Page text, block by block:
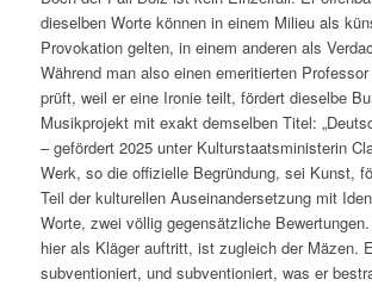
dieselben Worte können in einem Milieu als
Provokation gelten, in einem anderen als
Während man also einen emeritierten
prüft, weil er eine Ironie teilt, fördert dieselbe
Musikprojekt mit exakt demselben Titel:
– gefördert 2025 unter Kulturstaatsministerin
Werk, so die offizielle Begründung, sei Kunst,
Teil der kulturellen Auseinandersetzung mit
Worte, zwei völlig gegensätzliche
hier als Kläger auftritt, ist zugleich der Mäzen.
subventioniert, und subventioniert, was er